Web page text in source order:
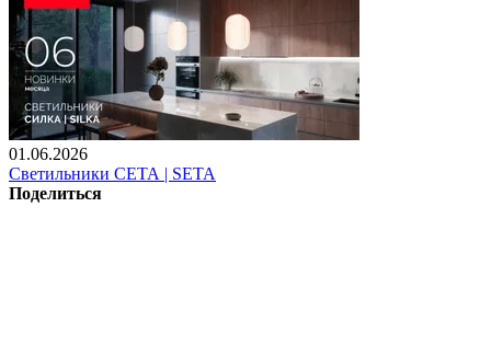
01.06.2026
Светильники СЕТА | SETA
Поделиться